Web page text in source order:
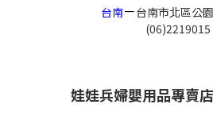
台南－台南市北區公
(06)2219015
娃娃兵婦嬰用品專賣